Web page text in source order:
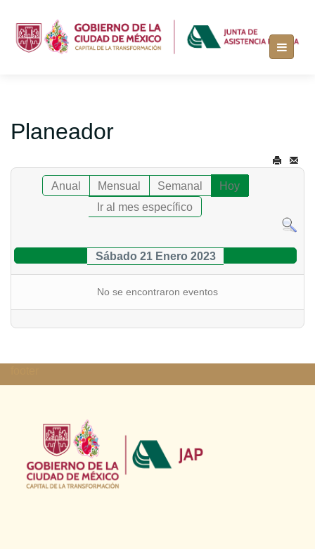
Planeador
Anual Mensual Semanal
Hoy
Ir al mes específico
Sábado 21 Enero 2023
No se encontraron eventos